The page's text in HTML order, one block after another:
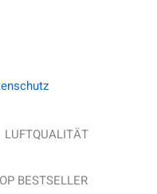
LUFTQUALITÄT
BESTSELLER